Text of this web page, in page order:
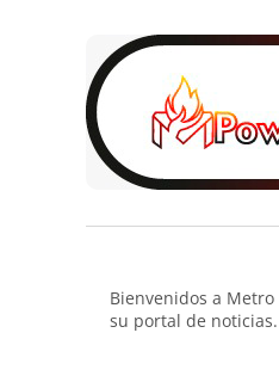
Bienvenidos a Metro
su portal de noticias.